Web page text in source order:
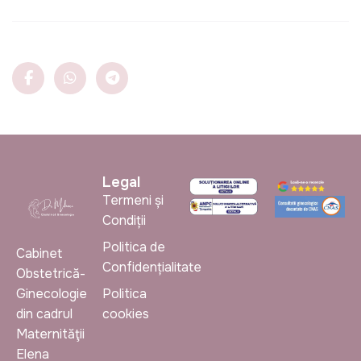
Cabinet
Obstetrică-
Ginecologie
din cadrul
Maternităţii
Elena
Legal
Termeni și
Condiții
Politica de
Confidențialitate
Politica
cookies